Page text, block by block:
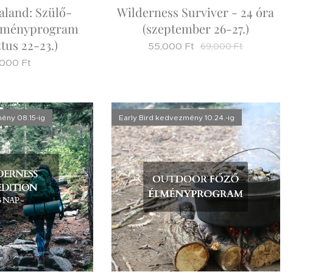
Szülő-
22-23.)
Ft
Wilderness Surviver - 24 óra
(szeptember 26-27.)
55,000 Ft 69,000Ft
08.15-ig Early Bird kedvezmény 10.24.-ig